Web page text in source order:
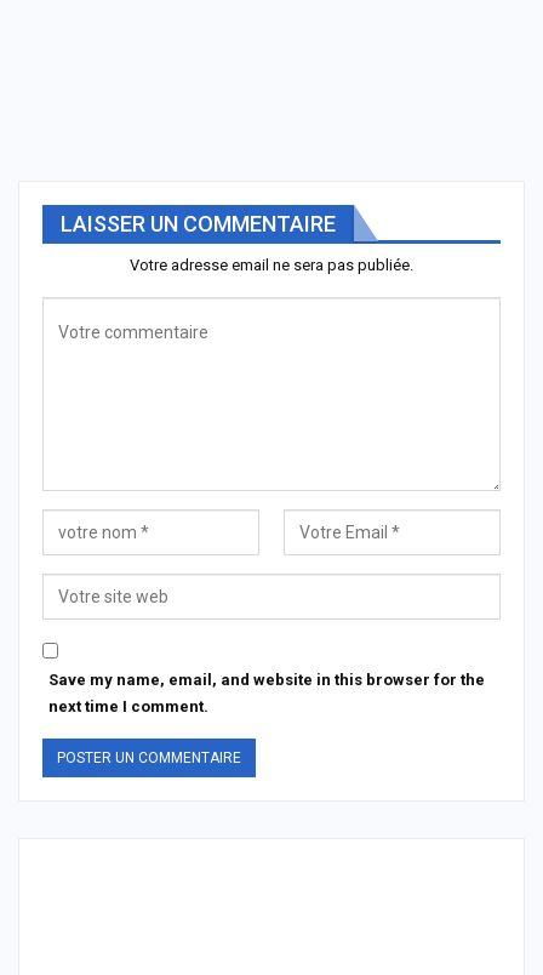
LAISSER UN COMMENTAIRE
Votre adresse email ne sera pas publiée.
Save my name, email, and website in this browser for the
next time I comment.